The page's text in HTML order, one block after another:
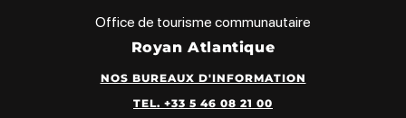
Office de tourisme communautaire
Royan Atlantique
NOS BUREAUX D'INFORMATION
TEL. +33 5 46 08 21 00